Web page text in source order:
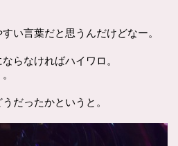
い言葉だと思うんだけどなー。
らなければハイワロ。
だったかというと。